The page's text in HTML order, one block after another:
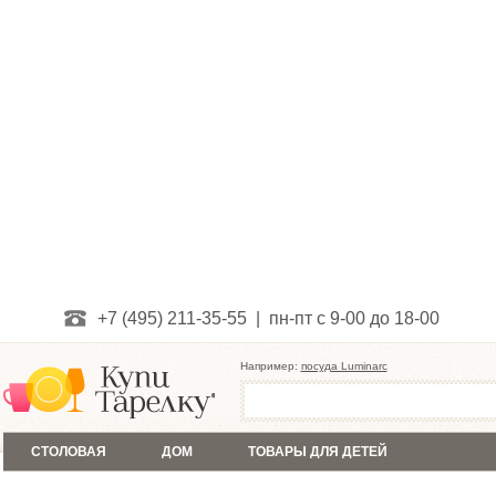
+7 (495) 211-35-55 | пн-пт с 9-00 до 18-00
Например: посуда Luminarc
СТОЛОВАЯ ДОМ ТОВАРЫ ДЛЯ ДЕТЕЙ